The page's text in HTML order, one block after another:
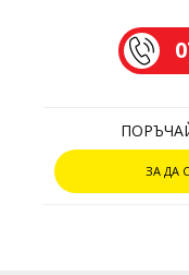
ЗА ДА